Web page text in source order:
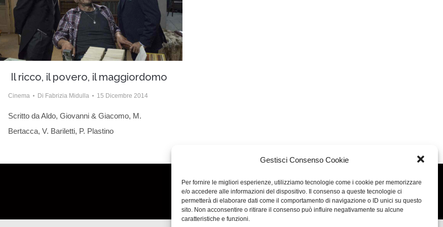
Gestisci Consenso Cookie
Per fornire le migliori esperienze, utilizziamo tecnologie come i cookie per memorizzare
e/o accedere alle informazioni del dispositivo. Il consenso a queste tecnologie ci
permetterà di elaborare dati come il comportamento di navigazione o ID unici su questo
sito. Non acconsentire o ritirare il consenso può influire negativamente su alcune
caratteristiche e funzioni.
Il ricco, il povero, il maggiordomo
Cinema Di Fabrizia Midulla 15 Dicembre 2014
Scritto da Aldo, Giovanni & Giacomo, M.
Bertacca, V. Bariletti, P. Plastino
Concept: Annamaria De Paola - Realizzazione: AF
Cookie & Privacy Policy